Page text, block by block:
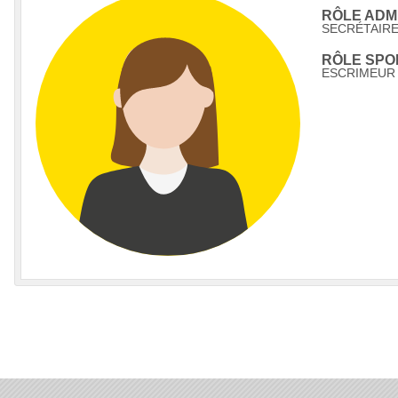
RÔLE
SECRÉTAIRE
RÔLE
ESCRIMEUR